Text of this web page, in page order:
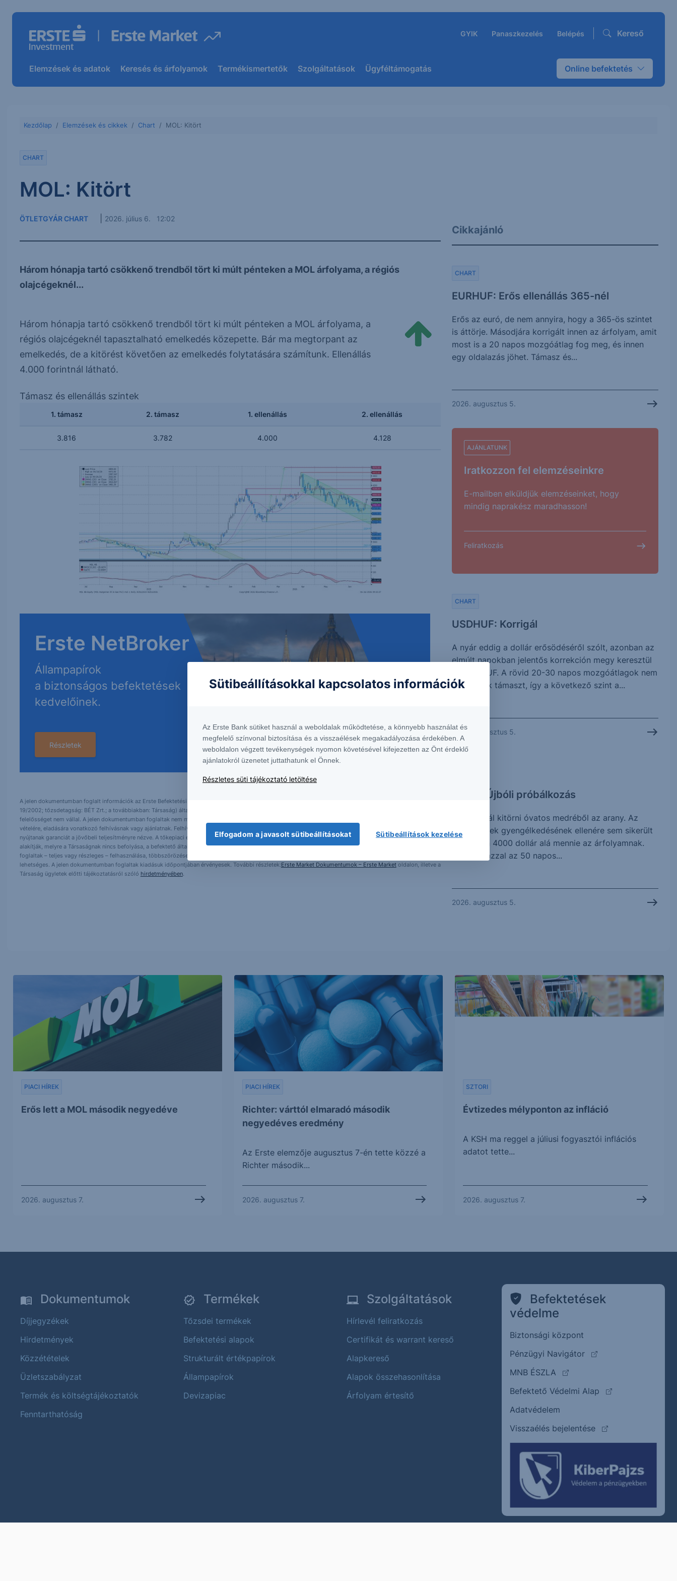
GYIK Panaszkezelés Belépés Kereső
Elemzések és adatok Keresés és árfolyamok Termékismertetők Szolgáltatások Ügyféltámogatás Online befektetés
Kezdőlap Elemzések és cikkek Chart MOL: Kitört
CHART
MOL: Kitört
ÖTLETGYÁR CHART 2026. július 6. 12:02
Három hónapja tartó csökkenő trendből tört ki múlt pénteken a MOL árfolyama, a régiós
olajcégeknél...
Három hónapja tartó csökkenő trendből tört ki múlt pénteken a MOL árfolyama, a
régiós olajcégeknél tapasztalható emelkedés közepette. Bár ma megtorpant az
emelkedés, de a kitörést követően az emelkedés folytatására számítunk. Ellenállás
4.000 forintnál látható.
Támasz és ellenállás szintek
1. támasz 2. támasz 1. ellenállás 2. ellenállás
3.816 3.782 4.000 4.128
Erste NetBroker
Állampapírok
a biztonságos befektetések
kedvelőinek.
Részletek
A jelen dokumentumban foglalt információk az Erste Befektetési Zrt. (székhely: 1138 Budapest, Népfürdő u. 24-26.; tev. eng. szám: E-III/324/2008 és III/75.005-
19/2002; tőzsdetagság: BÉT Zrt.; a továbbiakban: Társaság) által hitelesnek tartott forrásokon alapulnak, de azokért a Társaság szavatosságot vagy
felelősséget nem vállal. A jelen dokumentumban foglaltak nem minősíthetők befektetésre való ösztönzésnek, befektetési tanácsadásnak, értékpapír jegyzésére,
vételére, eladására vonatkozó felhívásnak vagy ajánlatnak. Felhívjuk szíves figyelmét arra, hogy a múltbeli teljesítmények, illetve jövőbeli becslések nem
nyújtanak garanciát a jövőbeli teljesítményre nézve. A tőkepiaci és makrogazdasági helyzetet, a befektetések és azok hozamai alakulását olyan tényezők
alakítják, melyre a Társaságnak nincs befolyása, a befektető által hozott döntés következményei a Társaságra nem háríthatók át. A jelen dokumentumban
foglaltak – teljes vagy részleges – felhasználása, többszörözése, publikálása, átdolgozása, terjesztése kizárólag a Társaság előzetes írásos engedélyével
lehetséges. A jelen dokumentumban foglaltak kiadásuk időpontjában érvényesek. További részletek:Erste Market Dokumentumok – Erste Marketoldalon, illetve a
Társaság ügyletek előtti tájékoztatásról szóló hirdetményében.
Cikkajánló
EURHUF: Erős ellenállás 365-nél
CHART
Erős az euró, de nem annyira, hogy a 365-ös szintet
is áttörje. Másodjára korrigált innen az árfolyam, amit
most is a 20 napos mozgóátlag fog meg, és innen
egy oldalazás jöhet. Támasz és...
2026. augusztus 5.
AJÁNLATUNK
Iratkozzon fel elemzéseinkre
E-mailben elküldjük elemzéseinket, hogy
mindig naprakész maradhasson!
Feliratkozás
USDHUF: Korrigál
CHART
A nyár eddig a dollár erősödéséről szólt, azonban az
elmúlt napokban jelentős korrekción megy keresztül
az USDHUF. A rövid 20-30 napos mozgóátlagok nem
jelentettek támaszt, így a következő szint a...
2026. augusztus 5.
Arany: Újbóli próbálkozás
Újra próbál kitörni óvatos medréből az arany. Az
elmúlt hetek gyengélkedésének ellenére sem sikerült
érdemben 4000 dollár alá mennie az árfolyamnak.
Jelenleg azzal az 50 napos...
2026. augusztus 5.
Erős lett a MOL második negyedéve
PIACI HÍREK
2026. augusztus 7.
Richter: várttól elmaradó második
negyedéves eredmény
PIACI HÍREK
Az Erste elemzője augusztus 7-én tette közzé a
Richter második...
2026. augusztus 7.
Évtizedes mélyponton az infláció
SZTORI
A KSH ma reggel a júliusi fogyasztói inflációs
adatot tette...
2026. augusztus 7.
Dokumentumok
Díjjegyzékek
Hirdetmények
Közzétételek
Üzletszabályzat
Termék és költségtájékoztatók
Fenntarthatóság
Termékek
Tőzsdei termékek
Befektetési alapok
Strukturált értékpapírok
Állampapírok
Devizapiac
Szolgáltatások
Hírlevél feliratkozás
Certifikát és warrant kereső
Alapkereső
Alapok összehasonlítása
Árfolyam értesítő
Befektetések
védelme
Biztonsági központ
Pénzügyi Navigátor
(külső oldalra ugrik)
MNB ÉSZLA
(külső oldalra ugrik)
Befektető Védelmi Alap
(külső oldalra
Adatvédelem
Visszaélés bejelentése
(külső oldalra ugrik)
Sütibeállításokkal kapcsolatos információk
Az Erste Bank sütiket használ a weboldalak működtetése, a könnyebb használat és
megfelelő színvonal biztosítása és a visszaélések megakadályozása érdekében. A
weboldalon végzett tevékenységek nyomon követésével kifejezetten az Önt érdeklő
ajánlatokról üzenetet juttathatunk el Önnek.
Részletes süti tájékoztató letöltése
Elfogadom a javasolt sütibeállításokat Sütibeállítások kezelése